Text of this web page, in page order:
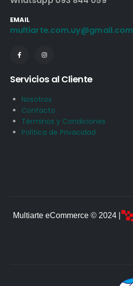
EMAIL
multiarte.com.uy@gmail.com
Servicios al Cliente
Nosotros
Contacto
Términos y Condiciones
Política de Privacidad
Multiarte eCommerce © 2024 |